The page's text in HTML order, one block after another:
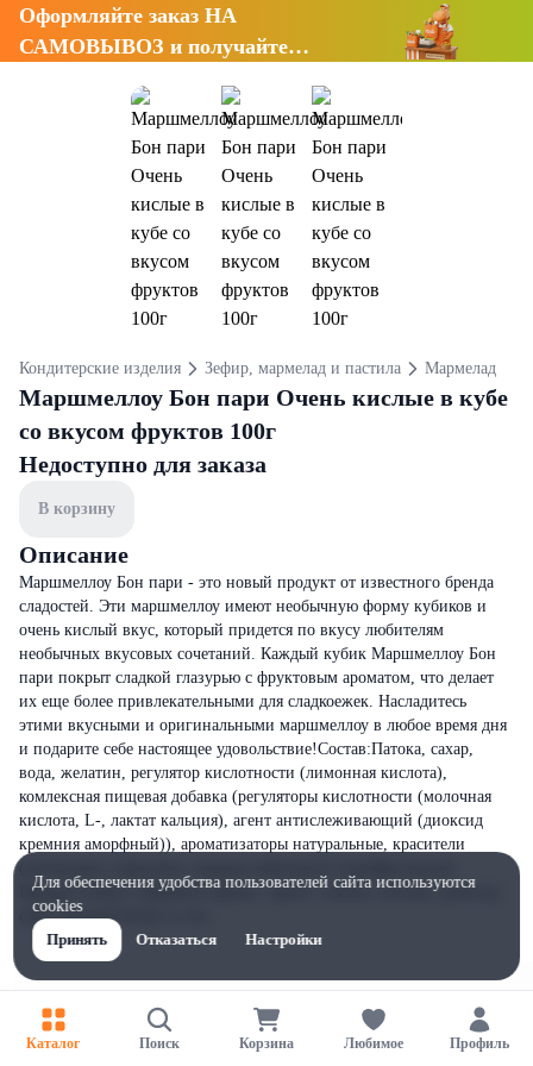
Оформляйте заказ НА
САМОВЫВОЗ и получайте
Кондитерские изделия Зефир, мармелад и пастила Мармелад
Маршмеллоу Бон пари Очень кислые в кубе
со вкусом фруктов 100г
Недоступно для заказа
В корзину
Описание
Маршмеллоу Бон пари - это новый продукт от известного бренда
сладостей. Эти маршмеллоу имеют необычную форму кубиков и
очень кислый вкус, который придется по вкусу любителям
необычных вкусовых сочетаний. Каждый кубик Маршмеллоу Бон
пари покрыт сладкой глазурью с фруктовым ароматом, что делает
их еще более привлекательными для сладкоежек. Насладитесь
этими вкусными и оригинальными маршмеллоу в любое время дня
и подарите себе настоящее удовольствие!Состав:Патока, сахар,
вода, желатин, регулятор кислотности (лимонная кислота),
комлексная пищевая добавка (регуляторы кислотности (молочная
кислота, L-, лактат кальция), агент антислеживающий (диоксид
кремния аморфный)), ароматизаторы натуральные, красители
Продукт может содержать арахис, орехи, глютен, молоко, диоксид
серы, яичный белок и сою.
Каталог Поиск Корзина Любимое Профиль
Для обеспечения удобства пользователей сайта используются
cookies
Принять
Отказаться Настройки